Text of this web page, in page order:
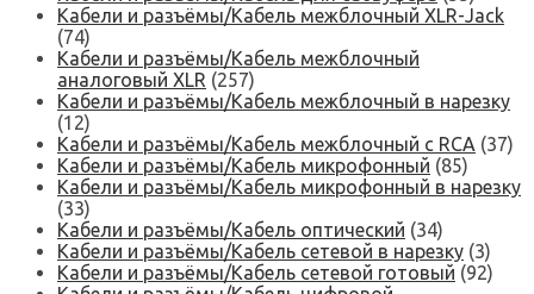
Кабели и разъёмы/Кабель межблочный XLR-Jack
(74)
Кабели и разъёмы/Кабель межблочный
аналоговый XLR (257)
Кабели и разъёмы/Кабель межблочный в нарезку
(12)
Кабели и разъёмы/Кабель межблочный с RCA (37)
Кабели и разъёмы/Кабель микрофонный (85)
Кабели и разъёмы/Кабель микрофонный в нарезку
(33)
Кабели и разъёмы/Кабель оптический (34)
Кабели и разъёмы/Кабель сетевой в нарезку (3)
Кабели и разъёмы/Кабель сетевой готовый (92)